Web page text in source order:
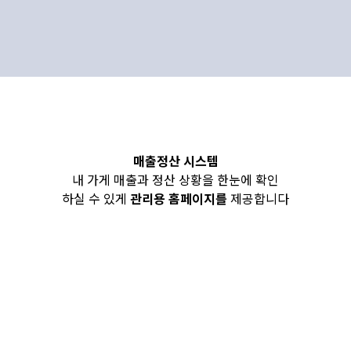
매출정산 시스템
내 가게 매출과 정산 상황을 한눈에 확인
하실 수 있게 관리용 홈페이지를 제공합니다